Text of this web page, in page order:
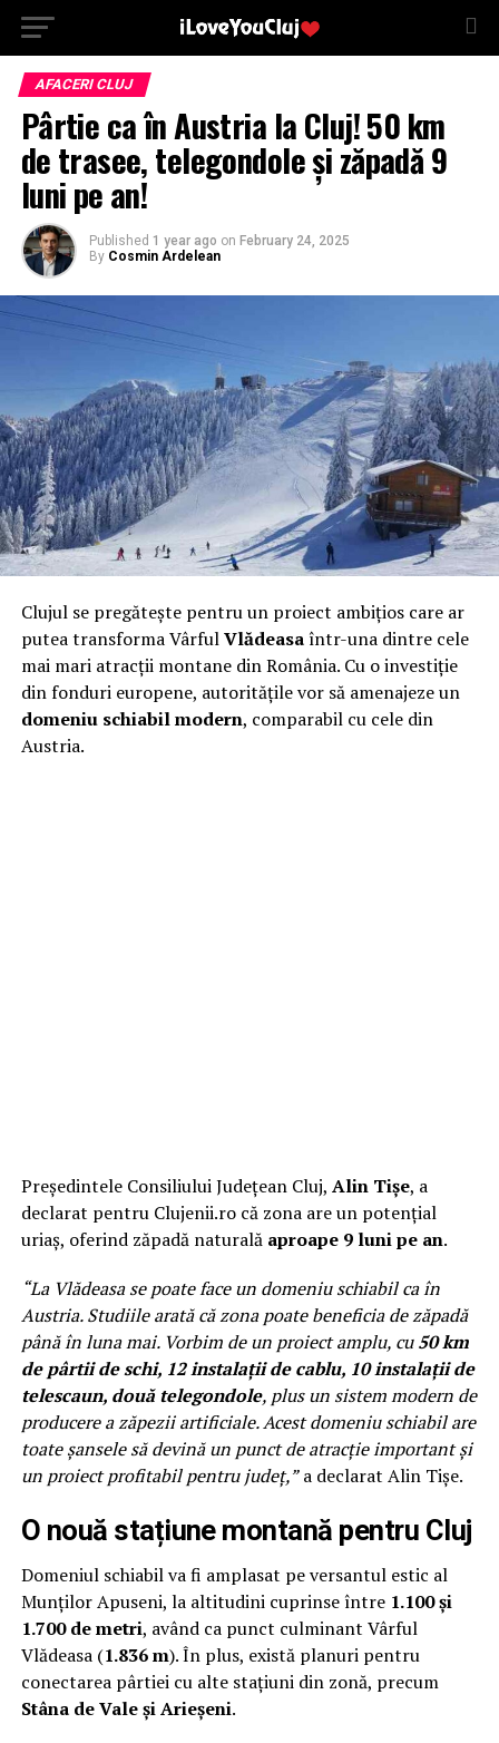
AFACERI CLUJ
Pârtie ca în Austria la Cluj! 50 km
de trasee, telegondole și zăpadă 9
luni pe an!
Published 1 year ago on February 24, 2025
By Cosmin Ardelean
Clujul se pregătește pentru un proiect ambițios care ar
putea transforma VârfulVlădeasaîntr-una dintre cele
mai mari atracții montane din România. Cu o investiție
din fonduri europene, autoritățile vor să amenajeze un
domeniu schiabil modern, comparabil cu cele din
Austria.
Președintele Consiliului Județean Cluj, Alin Tișe, a
declarat pentru Clujenii.ro că zona are un potențial
uriaș, oferind zăpadă naturală aproape 9 luni pe an.
“La Vlădeasa se poate face un domeniu schiabil ca în
Austria. Studiile arată că zona poate beneficia de zăpadă
până în luna mai. Vorbim de un proiect amplu, cu50 km
de pârtii de schi, 12 instalații de cablu, 10 instalații de
telescaun, două telegondole, plus un sistem modern de
producere a zăpezii artificiale. Acest domeniu schiabil are
toate șansele să devină un punct de atracție important și
un proiect profitabil pentru județ,”a declarat Alin Tișe.
O nouă stațiune montană pentru Cluj
Domeniul schiabil va fi amplasat pe versantul estic al
Munților Apuseni, la altitudini cuprinse între 1.100 și
1.700 de metri, având ca punct culminant Vârful
Vlădeasa (1.836 m). În plus, există planuri pentru
conectarea pârtiei cu alte stațiuni din zonă, precum
Stâna de Vale și Arieșeni.